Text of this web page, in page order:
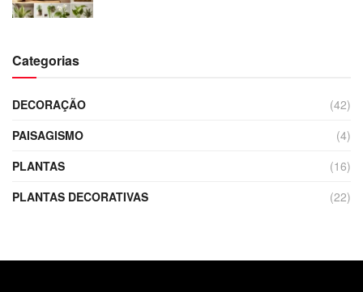
Categorias
DECORAÇÃO
(42)
PAISAGISMO
(4)
PLANTAS
(16)
PLANTAS DECORATIVAS
(22)